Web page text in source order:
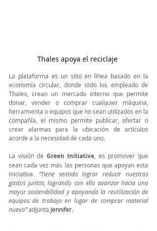
Thales apoya el reciclaje
La plataforma es un sitio en línea basado en la
economía circular, donde todo los empleado de
Thales, crean un mercado interno que permite
donar, vender o comprar cualquier máquina,
herramienta o equipos que no sean utilizados en la
compañía, el mismo permite publicar, ofertar o
crear alarmas para la ubicación de artículos
acorde a la necesidad de cada uno.
La visión de Green Initiative , es promover que
sean cada vez más las personas que apoyan esta
iniciativa. “Tiene sentido lograr reducir nuestros
gastos juntos, logrando con ello avanzar hacia una
mayor sostenibilidad y apoyando la reutilización de
equipos de trabajo en lugar de comprar material
nuevo” adjunta Jennifer.